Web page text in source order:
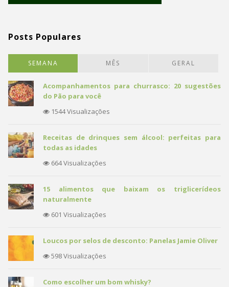
Posts Populares
SEMANA MÊS GERAL
Acompanhamentos para churrasco: 20 sugestões
do Pão para você
1544 Visualizações
Receitas de drinques sem álcool: perfeitas para
todas as idades
664 Visualizações
15 alimentos que baixam os triglicerídeos
naturalmente
601 Visualizações
Loucos por selos de desconto: Panelas Jamie Oliver
598 Visualizações
Como escolher um bom whisky?